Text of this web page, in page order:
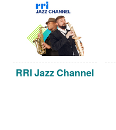
RRI Jazz Channel